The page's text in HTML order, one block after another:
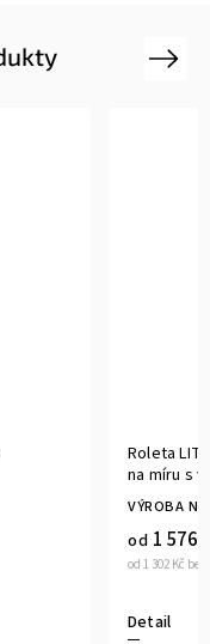
Roleta
na míru s
VÝROBA
od 1 302 Kč
od 1 576
Detail
Next